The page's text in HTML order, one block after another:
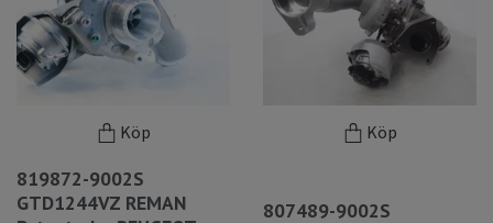
Köp
819872-9002S
GTD1244VZ REMAN
Köp
807489-9002S